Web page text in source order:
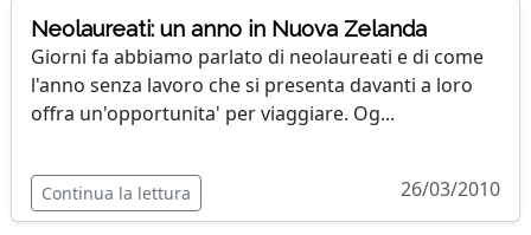
Neolaureati: un anno in Nuova Zelanda
Giorni fa abbiamo parlato di neolaureati e di come
l'anno senza lavoro che si presenta davanti a loro
offra un'opportunita' per viaggiare. Og...
Continua la lettura 26/03/2010